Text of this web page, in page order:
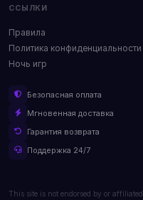
ССЫЛКИ
Правила
Политика конфиденциальности
Ночь игр
Безопасная оплата
Мгновенная доставка
Гарантия возврата
Поддержка 24/7
This site is not endorsed by or